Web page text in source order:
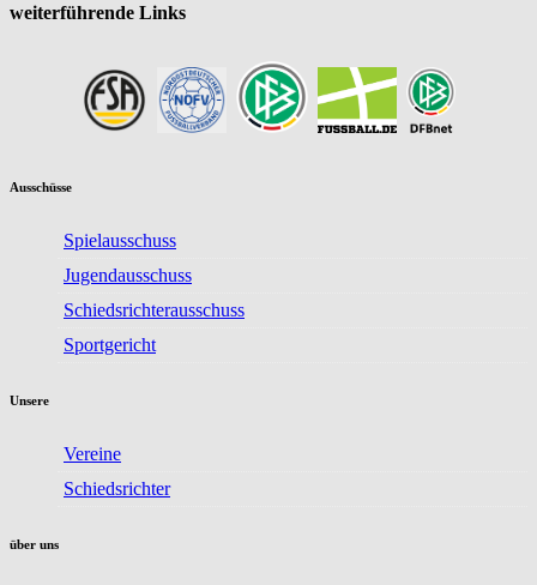
weiterführende Links
Ausschüsse
Spielausschuss
Jugendausschuss
Schiedsrichterausschuss
Sportgericht
Unsere
Vereine
Schiedsrichter
über uns